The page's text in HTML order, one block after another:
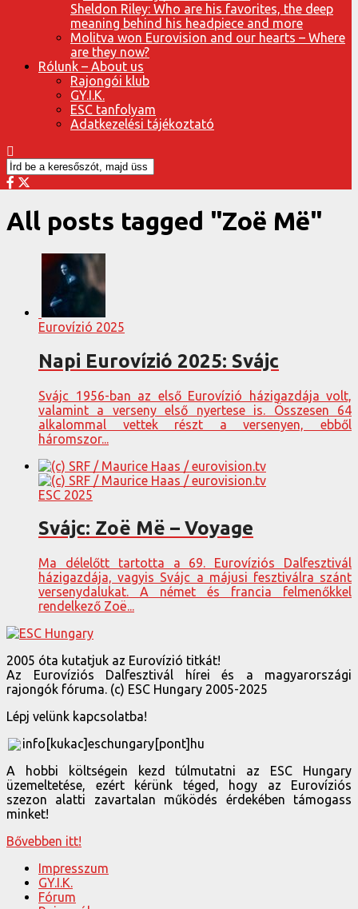
Sheldon Riley: Who are his favorites, the deep
meaning behind his headpiece and more
Molitva won Eurovision and our hearts – Where
are they now?
Rólunk – About us
Rajongói klub
GY.I.K.
ESC tanfolyam
Adatkezelési tájékoztató
All posts tagged "Zoë Më"
Eurovízió 2025
Napi Eurovízió 2025: Svájc
Svájc 1956-ban az első Eurovízió házigazdája volt,
valamint a verseny első nyertese is. Összesen 64
alkalommal vettek részt a versenyen, ebből
háromszor...
ESC 2025
Svájc: Zoë Më – Voyage
Ma délelőtt tartotta a 69. Eurovíziós Dalfesztivál
házigazdája, vagyis Svájc a májusi fesztiválra szánt
versenydalukat. A német és francia felmenőkkel
rendelkező Zoë...
2005 óta kutatjuk az Eurovízió titkát!
Az Eurovíziós Dalfesztivál hírei és a magyarországi
rajongók fóruma. (c) ESC Hungary 2005-2025
Lépj velünk kapcsolatba!
info[kukac]eschungary[pont]hu
A hobbi költségein kezd túlmutatni az ESC Hungary
üzemeltetése, ezért kérünk téged, hogy az Eurovíziós
szezon alatti zavartalan működés érdekében támogass
minket!
Bővebben itt!
Impresszum
GY.I.K.
Fórum